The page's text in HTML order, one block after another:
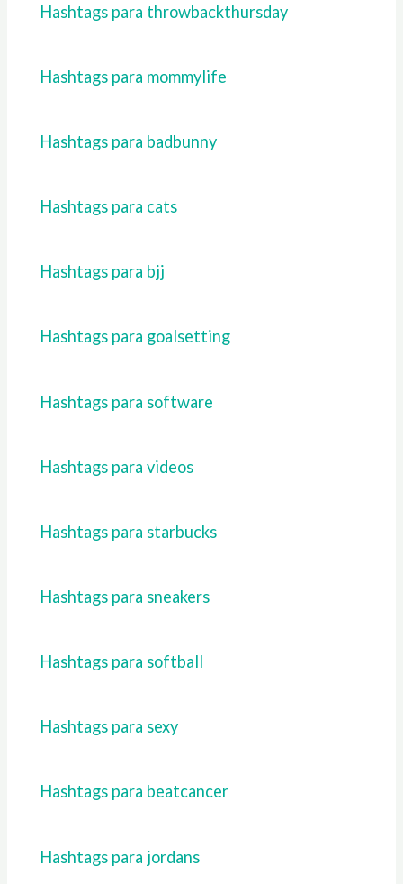
Hashtags para throwbackthursday
Hashtags para mommylife
Hashtags para badbunny
Hashtags para cats
Hashtags para bjj
Hashtags para goalsetting
Hashtags para software
Hashtags para videos
Hashtags para starbucks
Hashtags para sneakers
Hashtags para softball
Hashtags para sexy
Hashtags para beatcancer
Hashtags para jordans